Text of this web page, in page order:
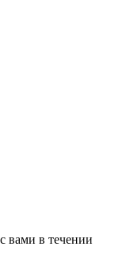
вами в течении